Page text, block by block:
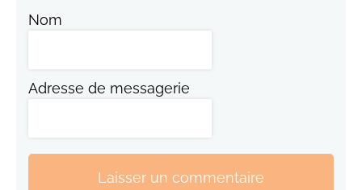
Nom
Adresse de messagerie
Laisser un commentaire